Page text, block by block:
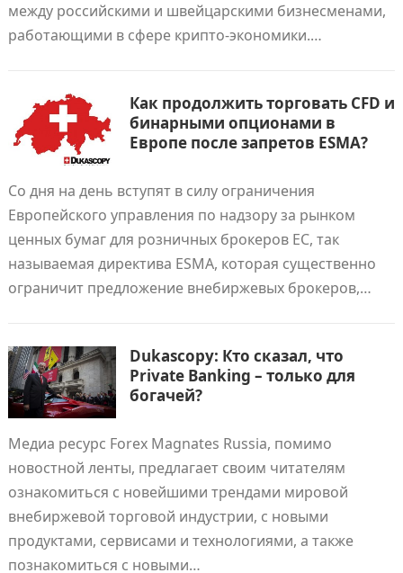
между российскими и швейцарскими бизнесменами,
работающими в сфере крипто-экономики.…
Как продолжить торговать CFD и
бинарными опционами в
Европе после запретов ESMA?
Со дня на день вступят в силу ограничения
Европейского управления по надзору за рынком
ценных бумаг для розничных брокеров ЕС, так
называемая директива ESMA, которая существенно
ограничит предложение внебиржевых брокеров,…
Dukascopy: Кто сказал, что
Private Banking – только для
богачей?
Медиа ресурс Forex Magnates Russia, помимо
новостной ленты, предлагает своим читателям
ознакомиться с новейшими трендами мировой
внебиржевой торговой индустрии, с новыми
продуктами, сервисами и технологиями, а также
познакомиться с новыми…